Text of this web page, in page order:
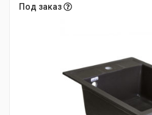
Под заказ